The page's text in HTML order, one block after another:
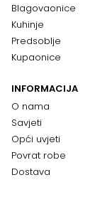
Blagovaonice
Kuhinje
Predsoblje
Kupaonice
INFORMACIJA
O nama
Savjeti
Opći uvjeti
Povrat robe
Dostava